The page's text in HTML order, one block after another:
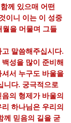
께 있으매 어떤
이니 이는 이 성중
월을 머물며 그들
말씀해주십시다.
성을 많이 준비해
서 누구도 바울을
니다. 궁극적으로
의 형제가 바울의
리 하나님은 우리의
께 믿음의 길을 굳